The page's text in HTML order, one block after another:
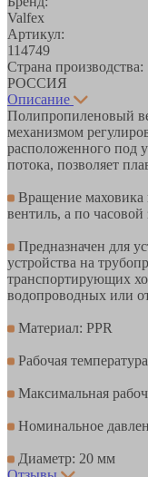
Valfex
Артикул:
114749
Страна производства:
РОССИЯ
Описание
Полипропиленовый
механизмом
расположенного под
потока, позволяет
Вращение маховика
вентиль, а по часовой
Предназначен для
устройства на
транспортирующих
водопроводных или
Материал: PPR
Рабочая
Максимальная
Номинальное
Диаметр: 20 мм